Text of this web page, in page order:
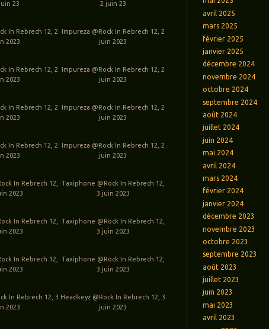
23
2 juin 23
In Rebrech 12, 2
2023
Impureza @Rock In Rebrech 12, 2
juin 2023
In Rebrech 12, 2
2023
Impureza @Rock In Rebrech 12, 2
juin 2023
In Rebrech 12, 2
2023
Impureza @Rock In Rebrech 12, 2
juin 2023
In Rebrech 12, 2
2023
Impureza @Rock In Rebrech 12, 2
juin 2023
In Rebrech 12,
2023
Taxiphone @Rock In Rebrech 12,
3 juin 2023
In Rebrech 12,
2023
Taxiphone @Rock In Rebrech 12,
3 juin 2023
In Rebrech 12,
2023
Taxiphone @Rock In Rebrech 12,
3 juin 2023
In Rebrech 12, 3
2023
Headkeyz @Rock In Rebrech 12, 3
juin 2023
avril 2025
mars 2025
février 2025
janvier 2025
décembre 2024
novembre 2024
octobre 2024
septembre 2024
août 2024
juillet 2024
juin 2024
mai 2024
avril 2024
mars 2024
février 2024
janvier 2024
décembre 2023
novembre 2023
octobre 2023
septembre 2023
août 2023
juillet 2023
juin 2023
mai 2023
avril 2023